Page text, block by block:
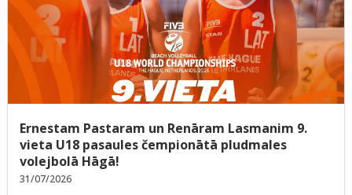
Ernestam Pastaram un Renāram Lasmanim 9.
vieta U18 pasaules čempionātā pludmales
volejbolā Hāgā!
31/07/2026